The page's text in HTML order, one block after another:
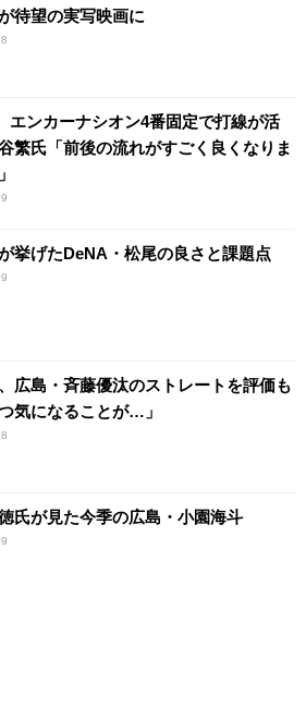
待望の実写映画に
エンカーナシオン4番固定で打線が活
氏「前後の流れがすごく良くなりま
挙げたDeNA・松尾の良さと課題点
広島・斉藤優汰のストレートを評価も
つ気になることが…」
氏が見た今季の広島・小園海斗